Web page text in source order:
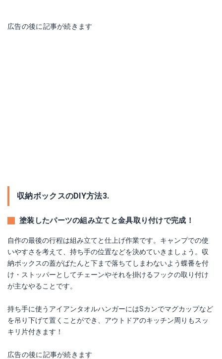
広告の後に記事が続きます
収納ボックスのDIY方法3.
塗装したパーツの組み立てと金具取り付けで完成！
自作の最後の行程は組み立てと仕上げ作業です。キャンプでの使
いやすさを考えて、持ち手の位置などを決めていきましょう。収
納ボックスの蓋がぱたんと下まで落ちてしまわないよう蝶番を付
け・ストッパーとしてチェーンやそれを掛けるフックの取り付け
が主なやることです。
持ち手に使うアイアンタオルハンガーにはSカンでマグカップなど
を吊り下げて置くことができ、アウトドアのキッチン周りもスッ
キリ片付きます！
広告の後に記事が続きます